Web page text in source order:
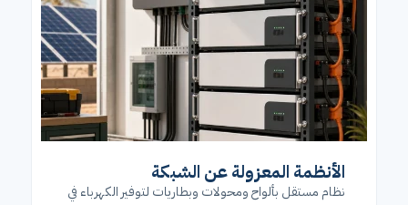
الأنظمة المعزولة عن الشبكة
نظام مستقل بألواح ومحولات وبطاريات لتوفير الكهرباء في